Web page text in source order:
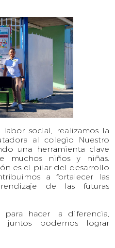
social, realizamos la
al colegio Nuestro
una herramienta clave
muchos niños y niñas.
es el pilar del desarrollo
a fortalecer las
de las futuras
para hacer la diferencia,
juntos podemos lograr